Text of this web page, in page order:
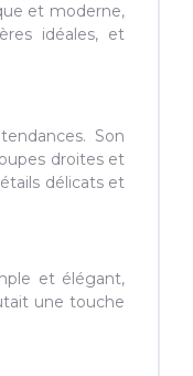
et moderne,
idéales, et
Son
droites et
délicats et
et élégant,
une touche